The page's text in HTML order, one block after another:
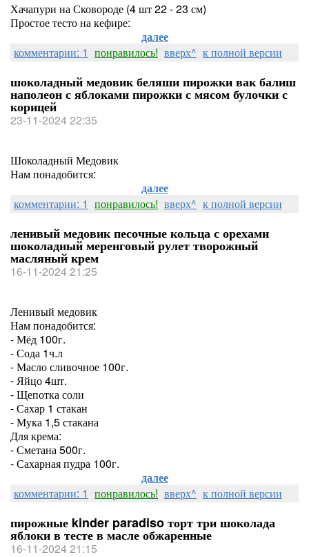
Хачапури на Сковороде (4 шт 22 - 23 см)
Простое тесто на кефире:
далее
комментарии: 1 понравилось! вверх^ к полной версии
шоколадный медовик беляши пирожки вак балиш
наполеон с яблоками пирожки с мясом булочки с
корицей
23-11-2024 22:35
Шоколадный Медовик
Нам понадобится:
далее
комментарии: 1 понравилось! вверх^ к полной версии
ленивый медовик песочные кольца с орехами
шоколадный меренговый рулет творожный
масляный крем
16-11-2024 21:25
Ленивый медовик
Нам понадобится:
- Мёд 100г.
- Сода 1ч.л
- Масло сливочное 100г.
- Яйцо 4шт.
- Щепотка соли
- Сахар 1 стакан
- Мука 1,5 стакана
Для крема:
- Сметана 500г.
- Сахарная пудра 100г.
далее
комментарии: 1 понравилось! вверх^ к полной версии
пирожные kinder paradiso торт три шоколада
яблоки в тесте в масле обжаренные
16-11-2024 21:15